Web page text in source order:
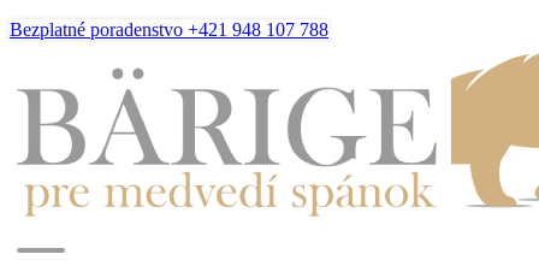
Bezplatné poradenstvo +421 948 107 788